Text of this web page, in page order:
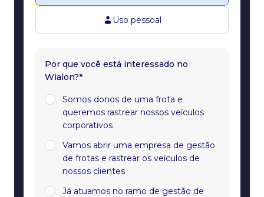
Uso pessoal
Por que você está interessado no
Wialon?*
Somos donos de uma frota e
queremos rastrear nossos veículos
corporativos
Vamos abrir uma empresa de gestão
de frotas e rastrear os veículos de
nossos clientes
Já atuamos no ramo de gestão de